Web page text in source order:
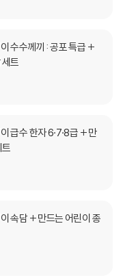
수수께끼 : 공포 특급 +
트
급수 한자 6·7·8급 + 만
속담 + 만드는 어린이 종